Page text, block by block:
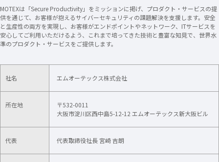
MOTEXは「Secure Productivity」をミッションに掲げ、プロダクト・サービスの提
供を通じて、お客様が抱えるサイバーセキュリティの課題解決を支援します。安全
と生産性の両方を実現し、お客様がエンドポイントやネットワーク、ITサービスを
安心してご利用いただけるよう、これまで培ってきた技術と豊富な知見で、世界水
準のプロダクト・サービスをご提供します。
社名 エムオーテックス株式会社
所在地
〒532-0011
大阪市淀川区西中島5-12-12 エムオーテックス新大阪ビル
代表 代表取締役社長 宮崎 吉朗